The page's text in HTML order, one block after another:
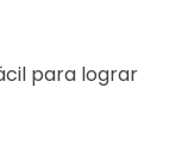
para lograr